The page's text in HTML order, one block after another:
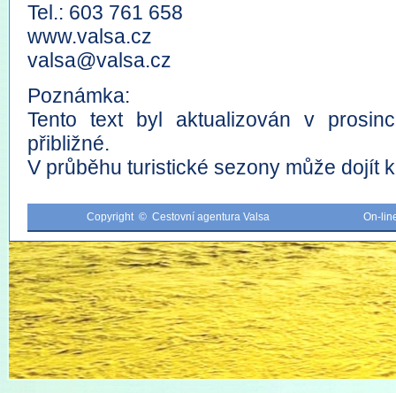
Tel.: 603 761 658
www.valsa.cz
valsa@valsa.cz
Poznámka:
Tento text byl aktualizován v
přibližné.
V průběhu turistické sezony může dojít
Copyright © Cestovní agentura Valsa On-